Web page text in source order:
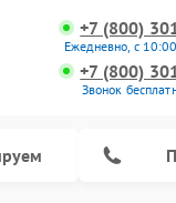
+7 (800)
Ежедневно, с
+7 (800)
Звонок